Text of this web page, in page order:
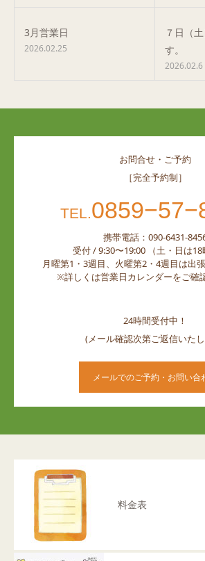
3月営業日
2026.02.25
７日（
す。
2026.02.6
お問合せ・ご予約
［完全予約制］
TEL.
携帯電話：090-6431-
受付 / 9:30〜19:00 （土・日は18
月曜第1・3週目、火曜第2・4週目は出
※詳しくは営業日カレンダーをご確
24時間受付中！
(メール確認次第ご返信いた
メールでのご予約・お問い合
料金表